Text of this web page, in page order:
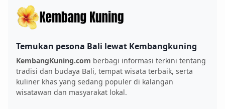
Temukan pesona Bali lewat Kembangkuning
KembangKuning.com berbagi informasi terkini tentang
tradisi dan budaya Bali, tempat wisata terbaik, serta
kuliner khas yang sedang populer di kalangan
wisatawan dan masyarakat lokal.